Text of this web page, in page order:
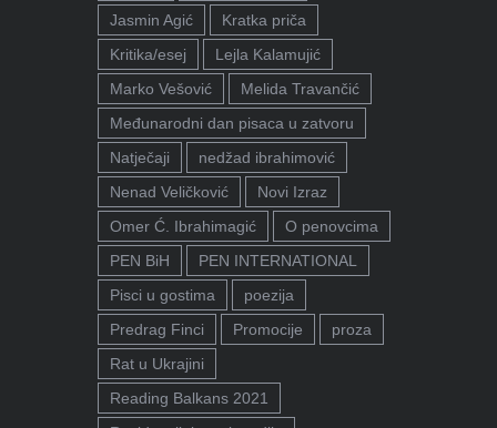
Jasmin Agić
Kratka priča
Kritika/esej
Lejla Kalamujić
Marko Vešović
Melida Travančić
Međunarodni dan pisaca u zatvoru
Natječaji
nedžad ibrahimović
Nenad Veličković
Novi Izraz
Omer Ć. Ibrahimagić
O penovcima
PEN BiH
PEN INTERNATIONAL
Pisci u gostima
poezija
Predrag Finci
Promocije
proza
Rat u Ukrajini
Reading Balkans 2021